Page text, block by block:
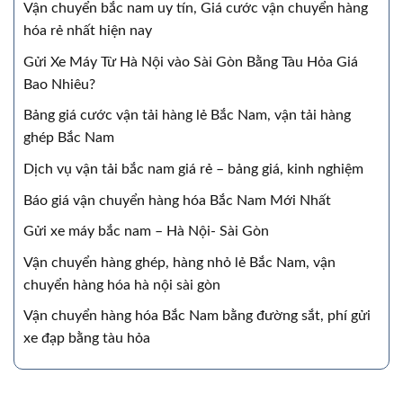
Vận chuyển bắc nam uy tín, Giá cước vận chuyển hàng
hóa rẻ nhất hiện nay
Gửi Xe Máy Từ Hà Nội vào Sài Gòn Bằng Tàu Hỏa Giá
Bao Nhiêu?
Bảng giá cước vận tải hàng lẻ Bắc Nam, vận tải hàng
ghép Bắc Nam
Dịch vụ vận tải bắc nam giá rẻ – bảng giá, kinh nghiệm
Báo giá vận chuyển hàng hóa Bắc Nam Mới Nhất
Gửi xe máy bắc nam – Hà Nội- Sài Gòn
Vận chuyển hàng ghép, hàng nhỏ lẻ Bắc Nam, vận
chuyển hàng hóa hà nội sài gòn
Vận chuyển hàng hóa Bắc Nam bằng đường sắt, phí gửi
xe đạp bằng tàu hỏa